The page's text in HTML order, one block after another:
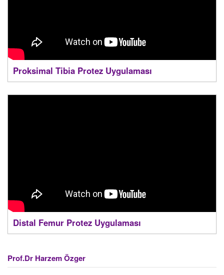
Proksimal Tibia Protez Uygulaması
Distal Femur Protez Uygulaması
Prof.Dr Harzem Özger